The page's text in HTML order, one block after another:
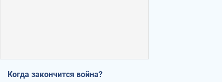
Когда закончится война?